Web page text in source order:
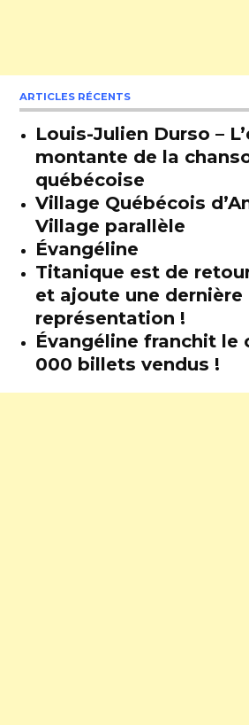
ARTICLES RÉCENTS
Louis-Julien Durso –
montante de la
québécoise
Village Québécois
Village parallèle
Évangéline
Titanique est de
et ajoute une dernière
représentation !
Évangéline franchit le
000 billets vendus !